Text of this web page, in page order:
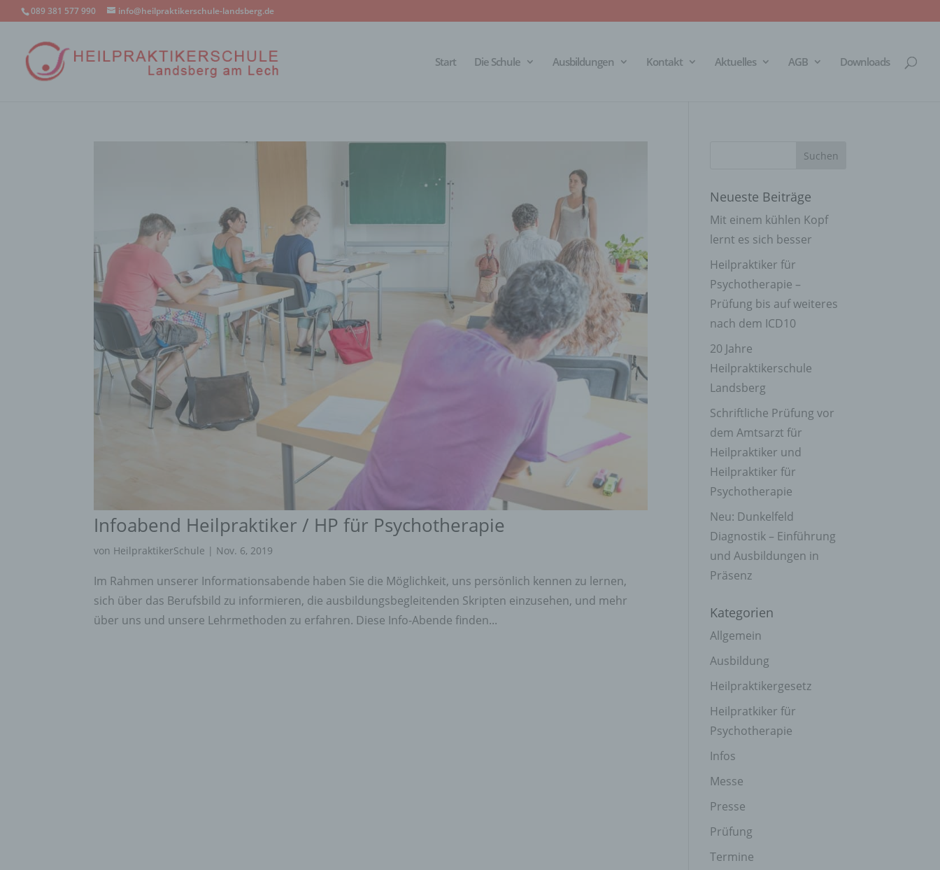
089 381 577 990 info@heilpraktikerschule-landsberg.de
Start Die Schule Ausbildungen Kontakt Aktuelles AGB Downloads
Infoabend Heilpraktiker / HP für Psychotherapie
von HeilpraktikerSchule | Nov. 6, 2019
Im Rahmen unserer Informationsabende haben Sie die Möglichkeit, uns persönlich kennen zu lernen,
sich über das Berufsbild zu informieren, die ausbildungsbegleitenden Skripten einzusehen, und mehr
über uns und unsere Lehrmethoden zu erfahren. Diese Info-Abende finden...
Neueste Beiträge
Mit einem kühlen Kopf
lernt es sich besser
Heilpraktiker für
Psychotherapie –
Prüfung bis auf weiteres
nach dem ICD10
20 Jahre
Heilpraktikerschule
Landsberg
Schriftliche Prüfung vor
dem Amtsarzt für
Heilpraktiker und
Heilpraktiker für
Psychotherapie
Neu: Dunkelfeld
Diagnostik – Einführung
und Ausbildungen in
Präsenz
Kategorien
Allgemein
Ausbildung
Heilpraktikergesetz
Heilpratkiker für
Psychotherapie
Infos
Messe
Presse
Prüfung
Termine